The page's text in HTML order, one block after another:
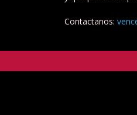
Contactanos: